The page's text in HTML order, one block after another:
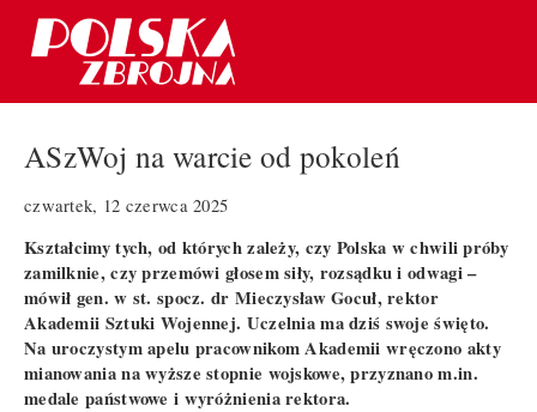
ASzWoj na warcie od pokoleń
czwartek, 12 czerwca 2025
Kształcimy tych, od których zależy, czy Polska w chwili próby
zamilknie, czy przemówi głosem siły, rozsądku i odwagi –
mówił gen. w st. spocz. dr Mieczysław Gocuł, rektor
Akademii Sztuki Wojennej. Uczelnia ma dziś swoje święto.
Na uroczystym apelu pracownikom Akademii wręczono akty
mianowania na wyższe stopnie wojskowe, przyznano m.in.
medale państwowe i wyróżnienia rektora.